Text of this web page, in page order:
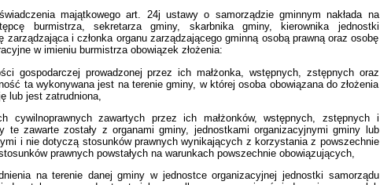
majątkowego art. 24j ustawy o samorządzie gminnym nakłada na
burmistrza, sekretarza gminy, skarbnika gminy, kierownika jednostki
zarządzająca i członka organu zarządzającego gminną osobą prawną oraz osobę
w imieniu burmistrza obowiązek złożenia:
gospodarczej prowadzonej przez ich małżonka, wstępnych, zstępnych oraz
ta wykonywana jest na terenie gminy, w której osoba obowiązana do złożenia
lub jest zatrudniona,
cywilnoprawnych zawartych przez ich małżonków, wstępnych, zstępnych i
te zawarte zostały z organami gminy, jednostkami organizacyjnymi gminy lub
i nie dotyczą stosunków prawnych wynikających z korzystania z powszechnie
prawnych powstałych na warunkach powszechnie obowiązujących,
na terenie danej gminy w jednostce organizacyjnej jednostki samorządu